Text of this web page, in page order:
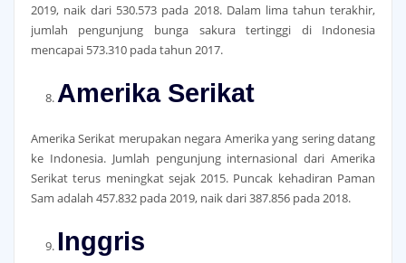
2019, naik dari 530.573 pada 2018. Dalam lima tahun terakhir,
jumlah pengunjung bunga sakura tertinggi di Indonesia
mencapai 573.310 pada tahun 2017.
Amerika Serikat
Amerika Serikat merupakan negara Amerika yang sering datang
ke Indonesia. Jumlah pengunjung internasional dari Amerika
Serikat terus meningkat sejak 2015. Puncak kehadiran Paman
Sam adalah 457.832 pada 2019, naik dari 387.856 pada 2018.
Inggris